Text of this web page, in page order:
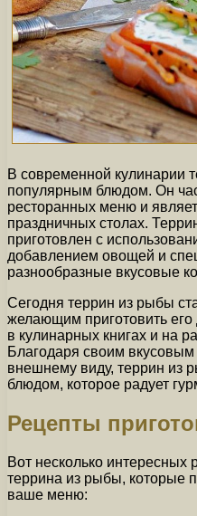
В современной кулинарии
популярным блюдом. Он
ресторанных меню и
праздничных столах.
приготовлен с
добавлением овощей и
разнообразные вкусовые
Сегодня террин из рыбы
желающим приготовить
в кулинарных книгах и на
Благодаря своим вкусовым
внешнему виду, террин из
блюдом, которое радует
Рецепты
Вот несколько интересных
террина из рыбы, которые
ваше меню: